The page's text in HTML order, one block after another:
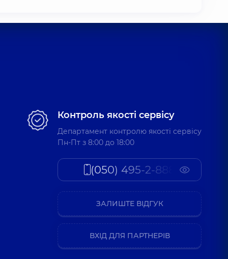
Контроль якості сервісу
Департамент контролю якості сервісу
Пн-Пт з 8:00 до 18:00
(050) 495-2-888
ЗАЛИШТЕ ВІДГУК
ВХІД ДЛЯ ПАРТНЕРІВ